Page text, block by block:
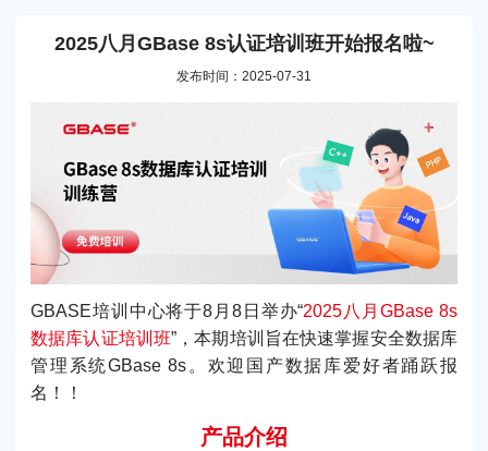
2025八月GBase 8s认证培训班开始报名啦~
发布时间：2025-07-31
GBASE培训中心将于8月8日举办“2025八月GBase 8s
数据库认证培训班”，本期培训旨在快速掌握安全数据库
管理系统GBase 8s。欢迎国产数据库爱好者踊跃报
名！！
产品介绍